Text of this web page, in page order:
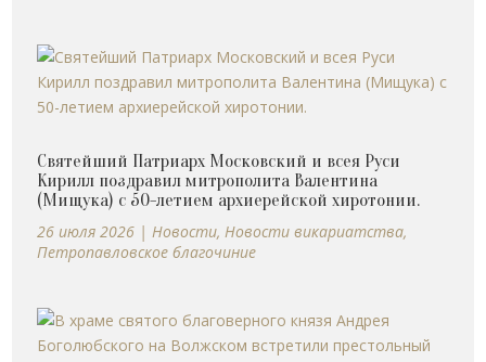
Святейший Патриарх Московский и всея Руси
Кирилл поздравил митрополита Валентина
(Мищука) с 50-летием архиерейской хиротонии.
26 июля 2026 | Новости, Новости викариатства,
Петропавловское благочиние